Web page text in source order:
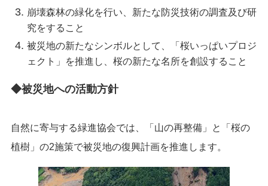
崩壊森林の緑化を行い、新たな防災技術の調査及び研
究をすること
被災地の新たなシンボルとして、「桜いっぱいプロジ
ェクト」を推進し、桜の新たな名所を創設すること
◆被災地への活動方針
自然に寄与する緑進協会では、「山の再整備」と「桜の
植樹」の2施策で被災地の復興計画を推進します。